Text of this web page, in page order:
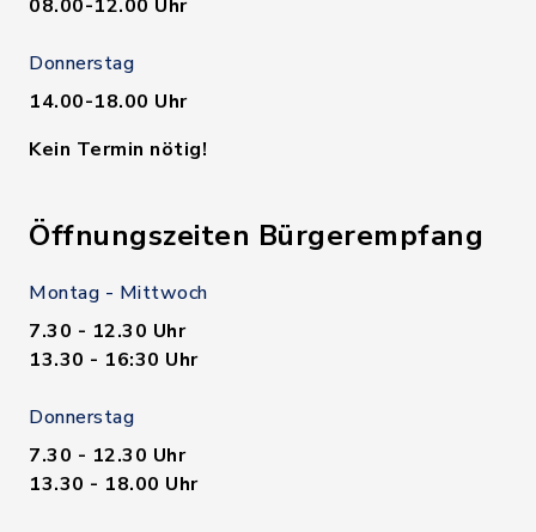
08.00-12.00 Uhr
Donnerstag
14.00-18.00 Uhr
Kein Termin nötig!
Öffnungszeiten Bürgerempfang
Montag - Mittwoch
7.30 - 12.30 Uhr
13.30 - 16:30 Uhr
Donnerstag
7.30 - 12.30 Uhr
13.30 - 18.00 Uhr